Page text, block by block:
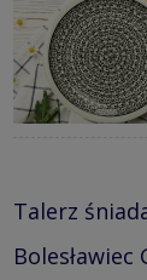
Talerz
Bolesławiec